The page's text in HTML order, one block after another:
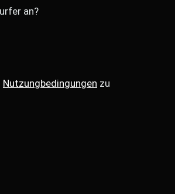
an?
Nutzungbedingungen zu